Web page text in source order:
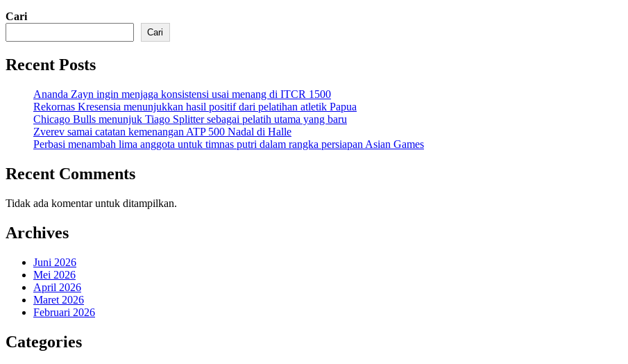
Cari
Cari
Recent Posts
Ananda Zayn ingin menjaga konsistensi usai menang di ITCR 1500
Rekornas Kresensia menunjukkan hasil positif dari pelatihan atletik Papua
Chicago Bulls menunjuk Tiago Splitter sebagai pelatih utama yang baru
Zverev samai catatan kemenangan ATP 500 Nadal di Halle
Perbasi menambah lima anggota untuk timnas putri dalam rangka persiapan Asian Games
Recent Comments
Tidak ada komentar untuk ditampilkan.
Archives
Juni 2026
Mei 2026
April 2026
Maret 2026
Februari 2026
Categories